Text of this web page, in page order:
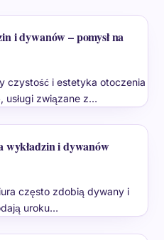
i dywanów – pomysł na
czystość i estetyka otoczenia
usługi związane z…
wykładzin i dywanów
często zdobią dywany i
uroku…